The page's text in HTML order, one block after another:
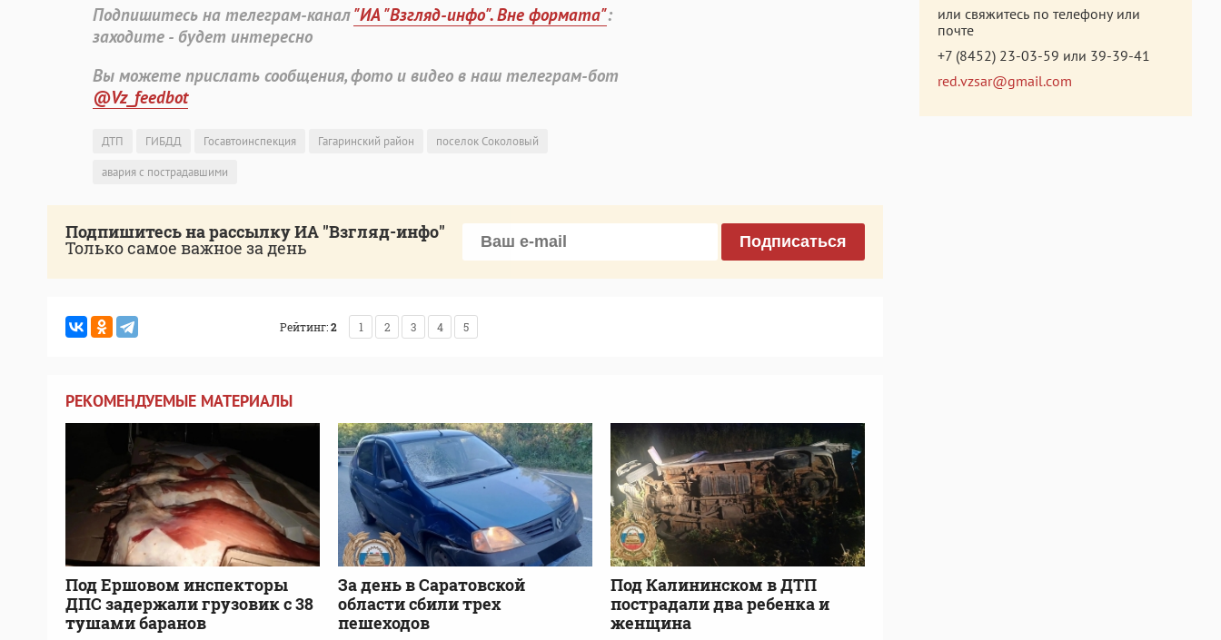
Подпишитесь на телеграм-канал"ИА "Взгляд-инфо". Вне формата":
заходите - будет интересно
Вы можете прислать сообщения, фото и видео в наш телеграм-бот
@Vz_feedbot
ДТП ГИБДД Госавтоинспекция Гагаринский район
поселок Соколовый
авария с пострадавшими
Подпишитесь на рассылку ИА "Взгляд-инфо"
Только самое важное за день Подписаться
Рейтинг:2 1 2 3 4 5
РЕКОМЕНДУЕМЫЕ МАТЕРИАЛЫ
Под Ершовом инспекторы
ДПС задержали грузовик с 38
тушами баранов
За день в Саратовской
области сбили трех
пешеходов
Под Калининском в ДТП
пострадали два ребенка и
женщина
или свяжитесь по телефону или
почте
+7 (8452) 23-03-59 или 39-39-41
red.vzsar@gmail.com